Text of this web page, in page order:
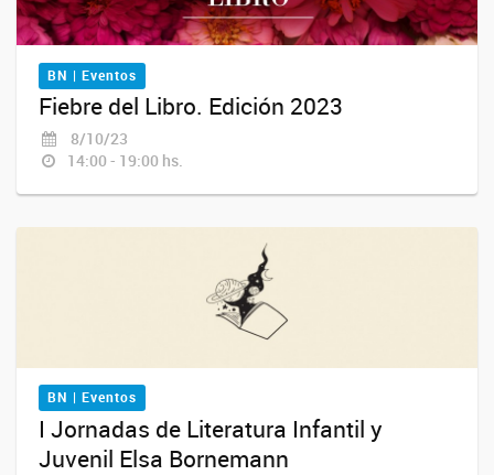
BN | Eventos
Fiebre del Libro. Edición 2023
8/10/23
14:00 - 19:00 hs.
BN | Eventos
I Jornadas de Literatura Infantil y
Juvenil Elsa Bornemann